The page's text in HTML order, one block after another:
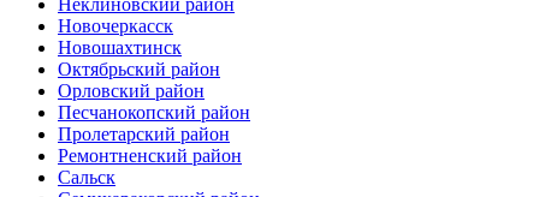
Неклиновский район
Новочеркасск
Новошахтинск
Октябрьский район
Орловский район
Песчанокопский район
Пролетарский район
Ремонтненский район
Сальск